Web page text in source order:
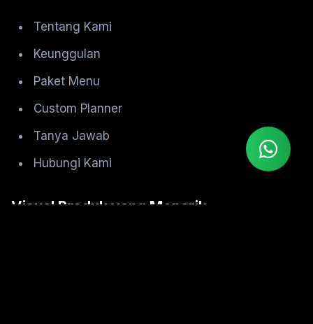
Tentang Kami
Keunggulan
Paket Menu
Custom Planner
Tanya Jawab
Hubungi Kami
Visual Produk yang Menarik